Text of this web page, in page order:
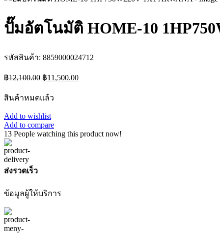
ปั๊มอัตโนมัติ HOME-10
รหัสสินค้า: 8859000024712
฿12,100.00 Original
price
was:
฿11,500.00Current
price
สินค้าหมดแล้ว
Add to wishlist
Add to compare
13 People watching this product now!
ส่งรวดเร็ว
ข้อมูลผู้ให้บริการ